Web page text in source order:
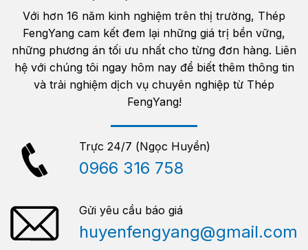
Với hơn 16 năm kinh nghiệm trên thị trường, Thép
FengYang cam kết đem lại những giá trị bền vững,
những phương án tối ưu nhất cho từng đơn hàng. Liên
hệ với chúng tôi ngay hôm nay để biết thêm thông tin
và trải nghiệm dịch vụ chuyên nghiệp từ Thép
FengYang!
Trực 24/7 (Ngọc Huyền)
0966 316 758
Gửi yêu cầu báo giá
huyenfengyang@gmail.com